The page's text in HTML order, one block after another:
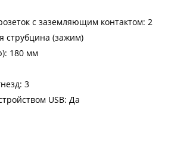
с заземляющим контактом: 2
струбцина (зажим)
180 мм
3
USB: Да